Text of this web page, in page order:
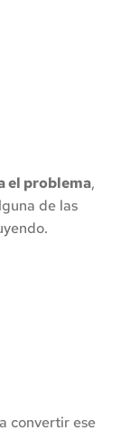
el problema,
de las
convertir ese